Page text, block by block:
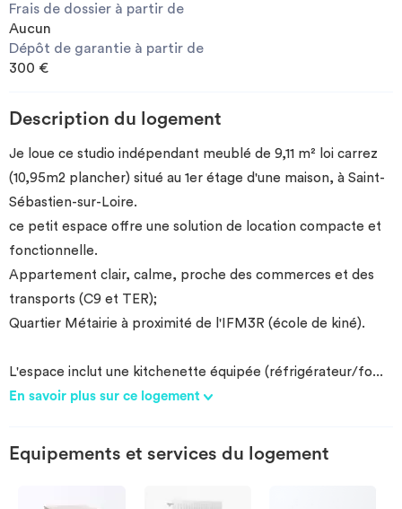
Frais de dossier à partir de
Aucun
Dépôt de garantie à partir de
300 €
Description du logement
Je loue ce studio indépendant meublé de 9,11 m² loi carrez
(10,95m2 plancher) situé au 1er étage d'une maison, à Saint-
Sébastien-sur-Loire.
ce petit espace offre une solution de location compacte et
fonctionnelle.
Appartement clair, calme, proche des commerces et des
transports (C9 et TER);
Quartier Métairie à proximité de l'IFM3R (école de kiné).
L'espace inclut une kitchenette équipée (réfrigérateur/fo...
En savoir plus sur ce logement
Equipements et services du logement